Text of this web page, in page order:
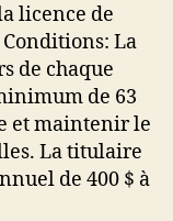
licence de
Conditions: La
de chaque
de 63
et maintenir le
La titulaire
de 400 $ à